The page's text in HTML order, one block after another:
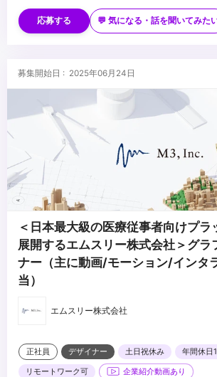
・After Effects の操作ができる方
・プロデューサー、TV番組ディレクター、CM
・撮影やデザイン（ロゴ制作など）の経験
応募する 💬 気になる・話を聞いてみた
募集開始日 : 2025年06月24日
＜日本最大級の医療従事者向けプラ
展開するエムスリー株式会社＞グラ
ナー（主に動画/モーション/インタ
当）
エムスリー株式会社
正社員 デザイナー 土日祝休み
年間休日
リモートワーク可
企業紹介動画あり